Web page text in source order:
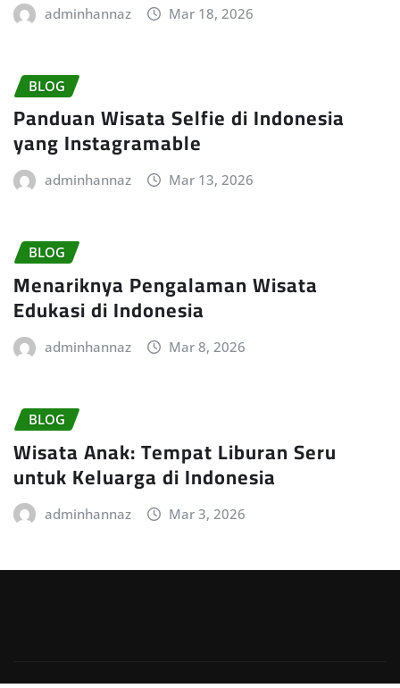
adminhannaz Mar 18, 2026
BLOG
Panduan Wisata Selfie di Indonesia
yang Instagramable
adminhannaz Mar 13, 2026
BLOG
Menariknya Pengalaman Wisata
Edukasi di Indonesia
adminhannaz Mar 8, 2026
BLOG
Wisata Anak: Tempat Liburan Seru
untuk Keluarga di Indonesia
adminhannaz Mar 3, 2026